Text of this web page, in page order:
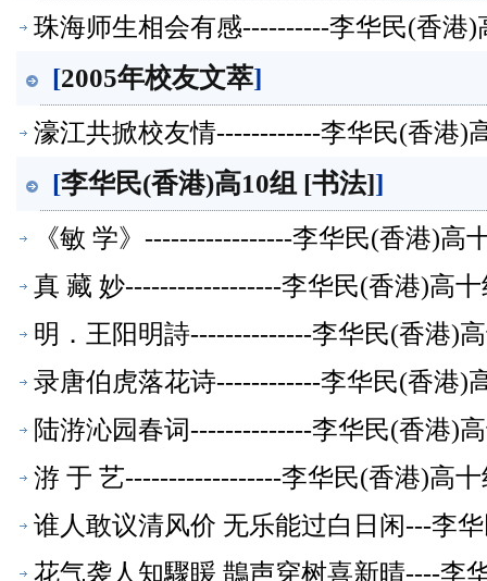
珠海师生相会有感----------李华民(香港
[2005年校友文萃]
濠江共掀校友情------------李华民(香港)
[李华民(香港)高10组 [书法]]
《敏 学》-----------------李华民(香港)高
真 藏 妙------------------李华民(香港)高
明．王阳明詩--------------李华民(香港)
录唐伯虎落花诗------------李华民(香港)
陆㳺沁园春词--------------李华民(香港)
㳺 于 艺------------------李华民(香港)高
谁人敢议清风价 无乐能过白日闲---李
花气袭人知驟䁔 鵲声穿树喜新晴----李